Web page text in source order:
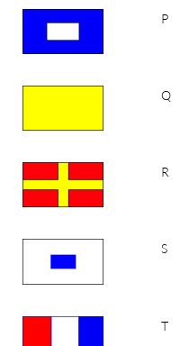
P
Q
R
S
T